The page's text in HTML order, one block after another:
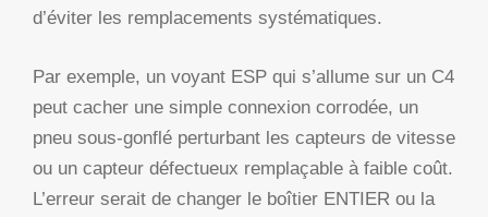
d’éviter les remplacements systématiques.
Par exemple, un voyant ESP qui s’allume sur un C4
peut cacher une simple connexion corrodée, un
pneu sous-gonflé perturbant les capteurs de vitesse
ou un capteur défectueux remplaçable à faible coût.
L’erreur serait de changer le boîtier ENTIER ou la